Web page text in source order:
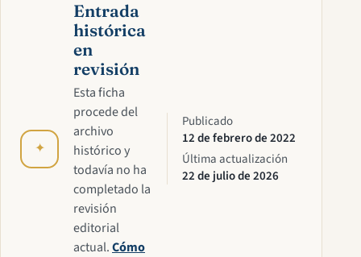
✦
Entrada
histórica
en
revisión
Esta ficha
procede del
archivo
histórico y
todavía no ha
completado la
revisión
editorial
actual.Cómo
Publicado
12 de febrero de 2022
Última actualización
22 de julio de 2026